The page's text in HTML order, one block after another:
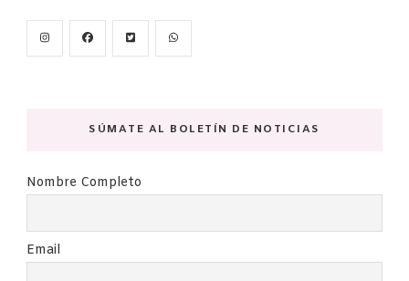
SÚMATE AL BOLETÍN DE NOTICIAS
Nombre Completo
Email